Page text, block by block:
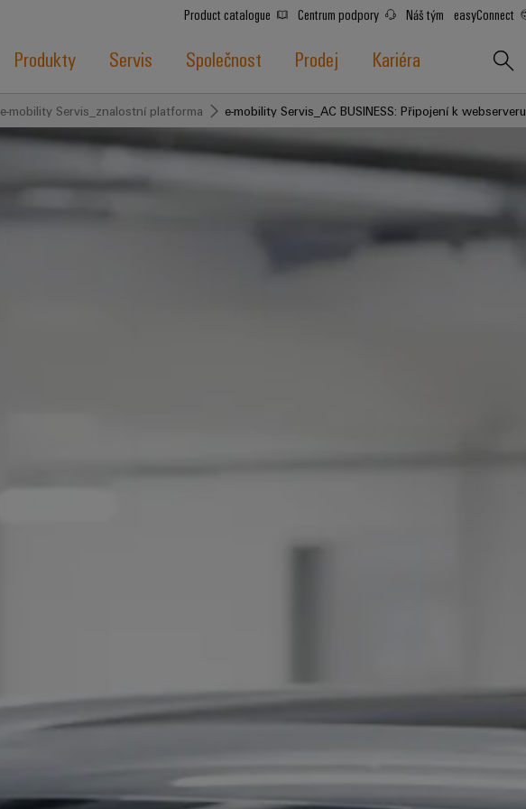
Product catalogue Centrum podpory Náš tým easyConnect
Produkty Servis Společnost Prodej Kariéra
e-mobility Servis_znalostní platforma e-mobility Servis_AC BUSINESS: Připojení k webserveru